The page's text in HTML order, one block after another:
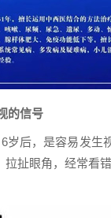
的信号
后，是容易发生
扯眼角，经常看